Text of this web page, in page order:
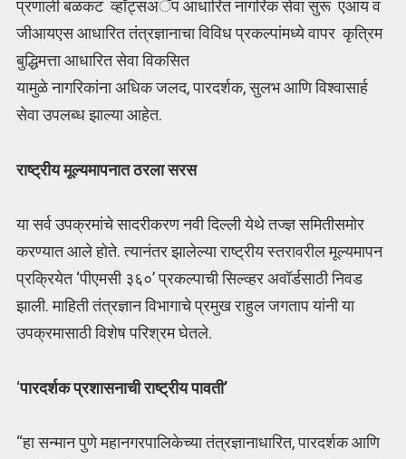
प्रणाली बळकट व्हॉट्सअॅप आधारित नागरिक सेवा सुरू एआय व
जीआयएस आधारित तंत्रज्ञानाचा विविध प्रकल्पांमध्ये वापर कृत्रिम
बुद्धिमत्ता आधारित सेवा विकसित
यामुळे नागरिकांना अधिक जलद, पारदर्शक, सुलभ आणि विश्वासार्ह
सेवा उपलब्ध झाल्या आहेत.
राष्ट्रीय मूल्यमापनात ठरला सरस
या सर्व उपक्रमांचे सादरीकरण नवी दिल्ली येथे तज्ज्ञ समितीसमोर
करण्यात आले होते. त्यानंतर झालेल्या राष्ट्रीय स्तरावरील मूल्यमापन
प्रक्रियेत ‘पीएमसी ३६०’ प्रकल्पाची सिल्व्हर अवॉर्डसाठी निवड
झाली. माहिती तंत्रज्ञान विभागाचे प्रमुख राहुल जगताप यांनी या
उपक्रमासाठी विशेष परिश्रम घेतले.
‘पारदर्शक प्रशासनाची राष्ट्रीय पावती’
“हा सन्मान पुणे महानगरपालिकेच्या तंत्रज्ञानाधारित, पारदर्शक आणि